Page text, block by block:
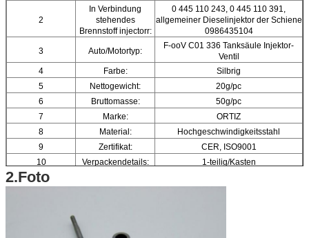
2
In Verbindung
stehendes
Brennstoff injectorr:
0 445 110 243, 0 445 110 391,
allgemeiner Dieselinjektor der Schiene
0986435104
3 Auto/Motortyp:
F-ooV C01 336 Tanksäule Injektor-
Ventil
4
Farbe:
Silbrig
5
Nettogewicht:
20g/pc
6
Bruttomasse:
50g/pc
7
Marke:
ORTIZ
8
Material:
Hochgeschwindigkeitsstahl
9
Zertifikat:
CER, ISO9001
10
Verpackendetails:
1-teilig/Kasten
11
2.Foto